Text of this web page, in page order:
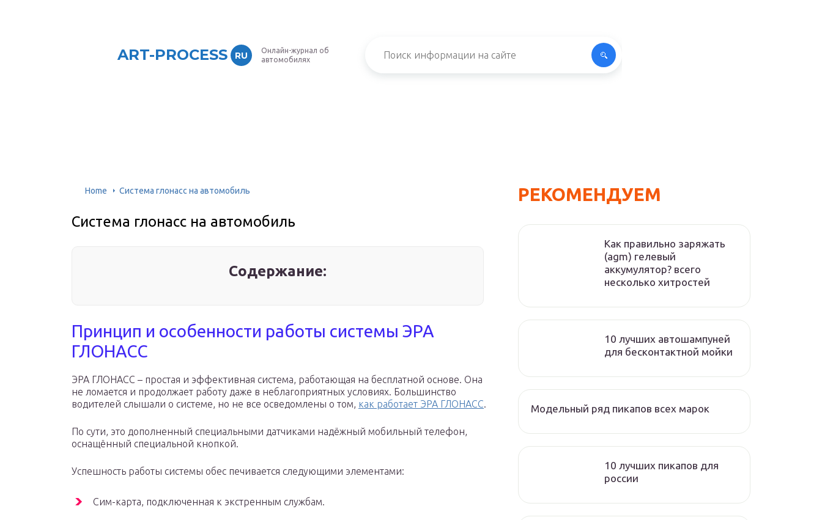
ART-PROCESS RU
Онлайн-журнал об
автомобилях
Home Система глонасс на автомобиль
Система глонасс на автомобиль
Содержание:
Принцип и особенности работы системы ЭРА
ГЛОНАСС
ЭРА ГЛОНАСС – простая и эффективная система, работающая на бесплатной основе. Она
не ломается и продолжает работу даже в неблагоприятных условиях. Большинство
водителей слышали о системе, но не все осведомлены о том, как работает ЭРА ГЛОНАСС.
По сути, это дополненный специальными датчиками надёжный мобильный телефон,
оснащённый специальной кнопкой.
Успешность работы системы обес печивается следующими элементами:
Сим-карта, подключенная к экстренным службам.
РЕКОМЕНДУЕМ
Как правильно заряжать
(agm) гелевый
аккумулятор? всего
несколько хитростей
10 лучших автошампуней
для бесконтактной мойки
Модельный ряд пикапов всех марок
10 лучших пикапов для
россии